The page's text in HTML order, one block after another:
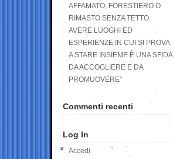
AFFAMATO, FORESTIERO O
RIMASTO SENZA TETTO.
AVERE LUOGHI ED
ESPERIENZE IN CUI SI PROVA
A STARE INSIEME È UNA SFIDA
DA ACCOGLIERE E DA
PROMUOVERE”
Commenti recenti
Log In
Accedi